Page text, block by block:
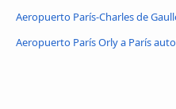
Aeropuerto París-Charles de
Aeropuerto París Orly a París